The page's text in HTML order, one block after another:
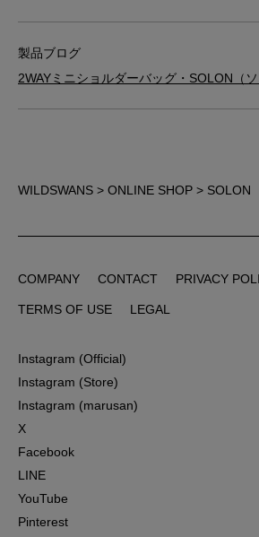
製品ブログ
2WAYミニショルダーバッグ・SOLON（
WILDSWANS > ONLINE SHOP > SOLON
COMPANY
CONTACT
PRIVACY
TERMS OF USE
LEGAL
Instagram (Official)
Instagram (Store)
Instagram (marusan)
X
Facebook
LINE
YouTube
Pinterest